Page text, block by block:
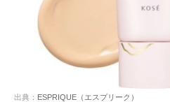
出典： ESPRIQUE（エスプリーク）